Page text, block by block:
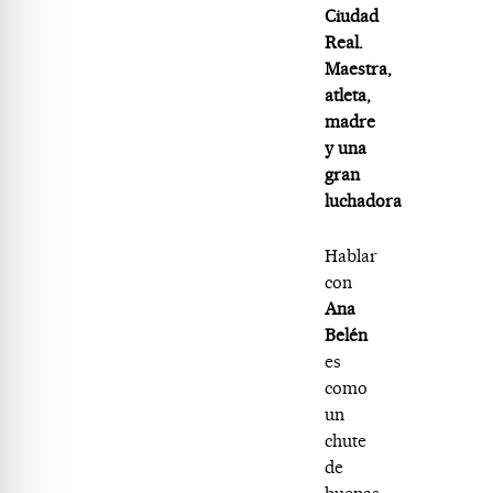
Ciudad
Real.
Maestra,
atleta,
madre
y una
gran
luchadora
Hablar
con
Ana
Belén
es
como
un
chute
de